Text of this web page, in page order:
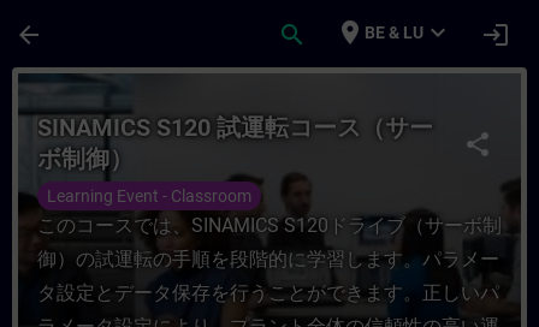
arrow_back search place BE & LU expand_more login
Course - SINAMICS S120 試運転コース
share
SINAMICS S120 試運転コース（サー
ボ制御）
Learning Event - Classroom
このコースでは、SINAMICS S120ドライブ（サーボ制
御）の試運転の手順を段階的に学習します。パラメー
タ設定とデータ保存を行うことができます。正しいパ